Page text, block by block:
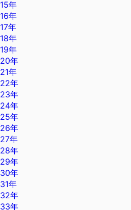
15年
16年
17年
18年
19年
20年
21年
22年
23年
24年
25年
26年
27年
28年
29年
30年
31年
32年
33年